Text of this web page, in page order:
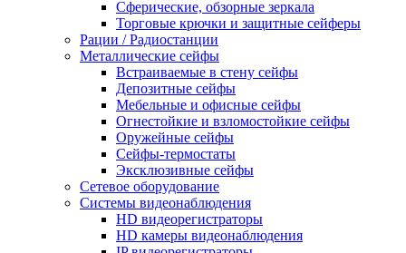
Сферические, обзорные зеркала
Торговые крючки и защитные сейферы
Рации / Радиостанции
Металлические сейфы
Встраиваемые в стену сейфы
Депозитные сейфы
Мебельные и офисные сейфы
Огнестойкие и взломостойкие сейфы
Оружейные сейфы
Сейфы-термостаты
Эксклюзивные сейфы
Сетевое оборудование
Системы видеонаблюдения
HD видеорегистраторы
HD камеры видеонаблюдения